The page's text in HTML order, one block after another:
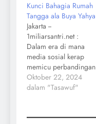
Kunci Bahagia Rumah
Tangga ala Buya Yahya
Jakarta --
1miliarsantri.net :
Dalam era di mana
media sosial kerap
memicu perbandingan
gaya hidup, termasuk
dalam rumah tangga,
bicara. Buya Yahya,
Oktober 22, 2024
dalam "Tasawuf"